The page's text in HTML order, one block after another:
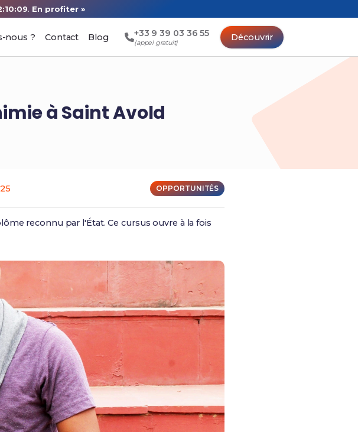
. En profiter »
nous ? Contact Blog +33 9 39 03 36 55
(appel gratuit)
Découvrir
à Saint Avold
OPPORTUNITÉS
reconnu par l'État. Ce cursus ouvre à la fois